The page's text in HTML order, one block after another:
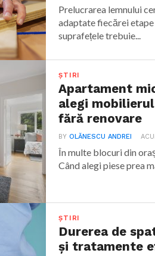
Prelucrarea lemnului
adaptate fiecărei
suprafețele trebuie...
ȘTIRI
Apartament
alegi
fără renovare
BYOLĂNESCU ANDREI
În multe blocuri din
Când alegi piese prea
ȘTIRI
Durerea de
și tratamente